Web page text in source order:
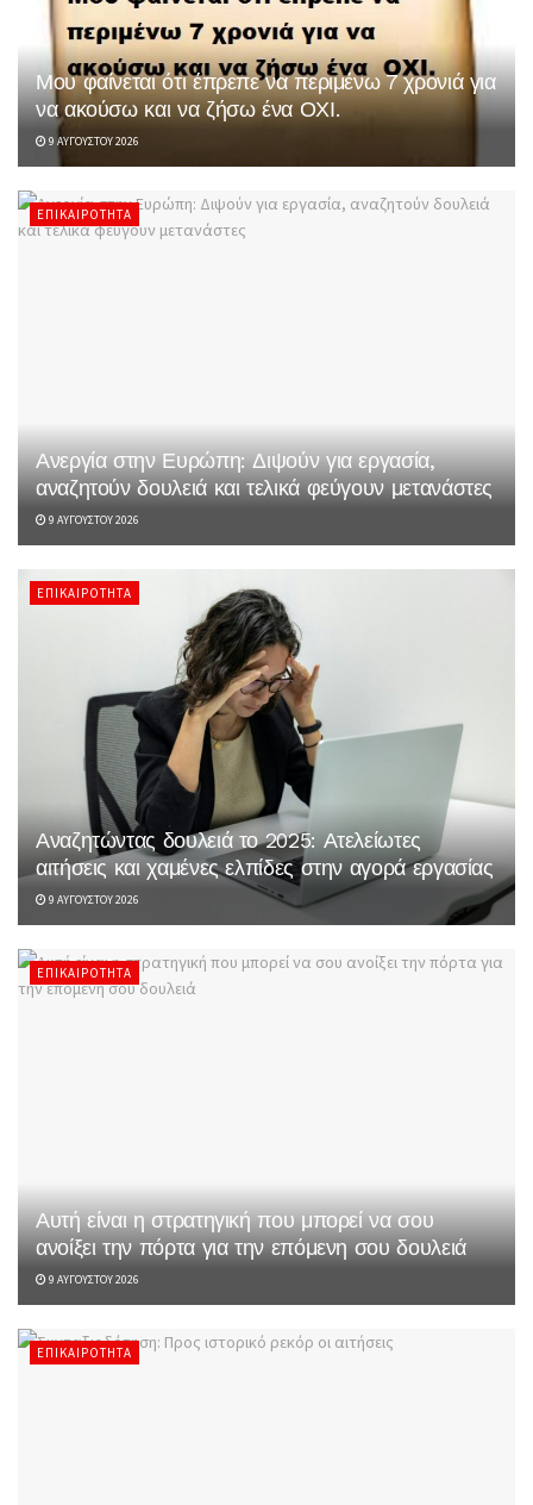
Μου φαίνεται ότι έπρεπε να περιμένω 7 χρονιά για
να ακούσω και να ζήσω ένα ΟΧΙ.
9 ΑΥΓΟΎΣΤΟΥ 2026
ΕΠΙΚΑΙΡΌΤΗΤΑ
Ανεργία στην Ευρώπη: Διψούν για εργασία,
αναζητούν δουλειά και τελικά φεύγουν μετανάστες
9 ΑΥΓΟΎΣΤΟΥ 2026
ΕΠΙΚΑΙΡΌΤΗΤΑ
Αναζητώντας δουλειά το 2025: Ατελείωτες
αιτήσεις και χαμένες ελπίδες στην αγορά εργασίας
9 ΑΥΓΟΎΣΤΟΥ 2026
ΕΠΙΚΑΙΡΌΤΗΤΑ
Αυτή είναι η στρατηγική που μπορεί να σου
ανοίξει την πόρτα για την επόμενη σου δουλειά
9 ΑΥΓΟΎΣΤΟΥ 2026
ΕΠΙΚΑΙΡΌΤΗΤΑ